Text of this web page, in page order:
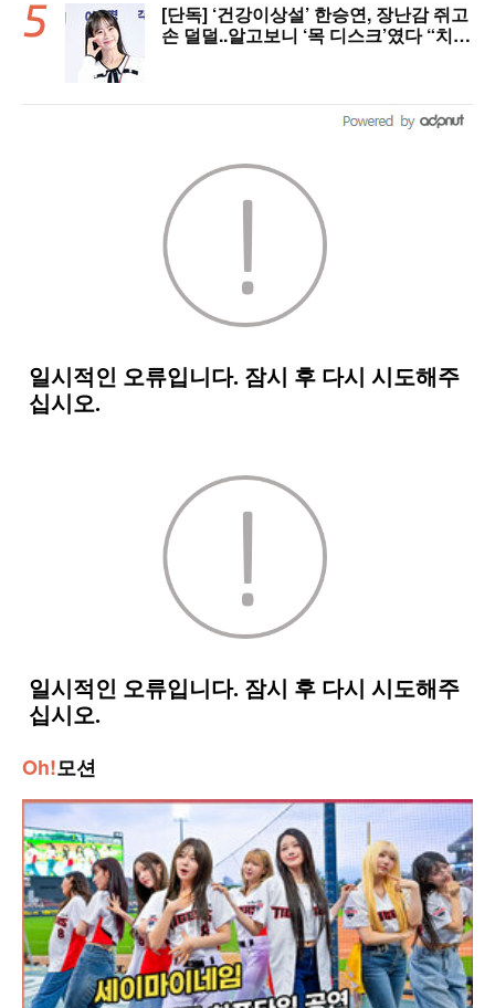
[단독] ‘건강이상설’ 한승연, 장난감 쥐고
손 덜덜..알고보니 ‘목 디스크’였다 “치료
Oh!모션